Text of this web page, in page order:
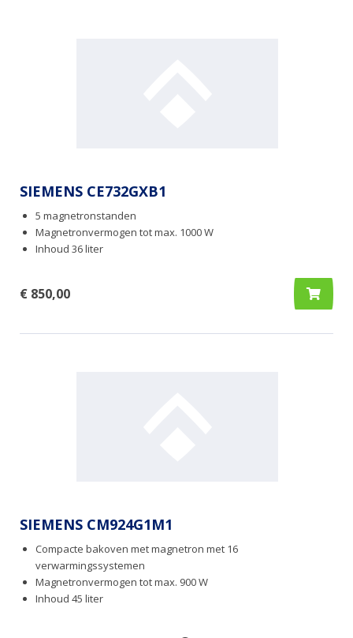
SIEMENS CE732GXB1
5 magnetronstanden
Magnetronvermogen tot max. 1000 W
Inhoud 36 liter
€ 850,00
SIEMENS CM924G1M1
Compacte bakoven met magnetron met 16
verwarmingssystemen
Magnetronvermogen tot max. 900 W
Inhoud 45 liter